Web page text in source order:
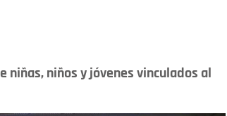
niñas, niños y jóvenes vinculados al